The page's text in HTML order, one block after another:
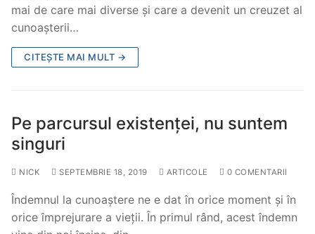
mai de care mai diverse și care a devenit un creuzet al
cunoașterii…
CITEȘTE MAI MULT →
Pe parcursul existenței, nu suntem
singuri
NICK SEPTEMBRIE 18, 2019 ARTICOLE 0 COMENTARII
Îndemnul la cunoaștere ne e dat în orice moment și în
orice împrejurare a vieții. În primul rând, acest îndemn